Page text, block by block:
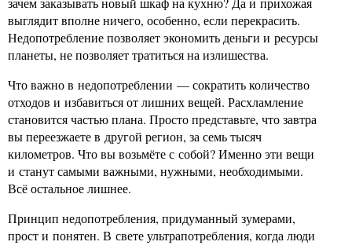
выглядит вполне ничего, особенно, если перекрасить.
Недопотребление позволяет экономить деньги и ресурсы
планеты, не позволяет тратиться на излишества.
Что важно в недопотреблении — сократить количество
отходов и избавиться от лишних вещей. Расхламление
становится частью плана. Просто представьте, что завтра
вы переезжаете в другой регион, за семь тысяч
километров. Что вы возьмёте с собой? Именно эти вещи
и станут самыми важными, нужными, необходимыми.
Всё остальное лишнее.
Принцип недопотребления, придуманный зумерами,
прост и понятен. В свете ультрапотребления, когда люди